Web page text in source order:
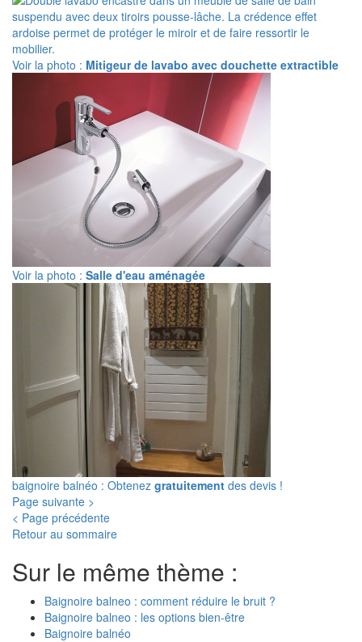
Voir la photo : Mitigeur de lavabo avec douchette extractible
Voir la photo : Salle d'eau aménagée
baignoire balnéo : Obtenez gratuitement des devis !
Page suivante >
< Page précédente
Retour au sommaire
Sur le même thème :
Baignoire balneo : comment réduire le bruit ?
Baignoire balneo : les options bien-être
Baignoire balnéo